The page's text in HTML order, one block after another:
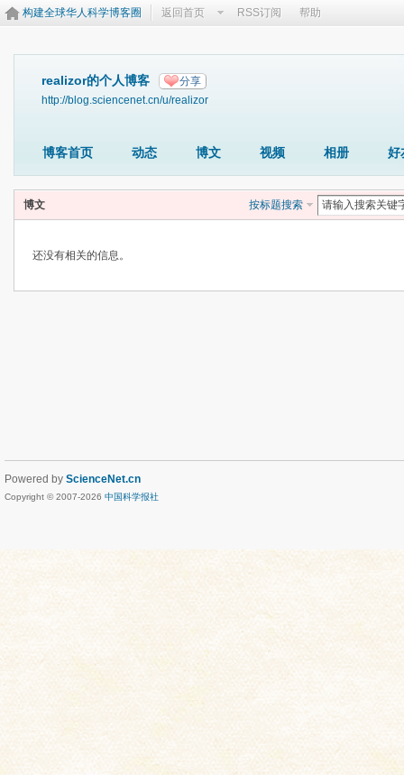
构建全球华人科学博客圈 返回首页 RSS订阅 帮助
realizor的个人博客 分享
http://blog.sciencenet.cn/u/realizor
博客首页 动态 博文 视频 相册 好
博文 按标题搜索
还没有相关的信息。
Powered by ScienceNet.cn
Copyright © 2007-2026 中国科学报社